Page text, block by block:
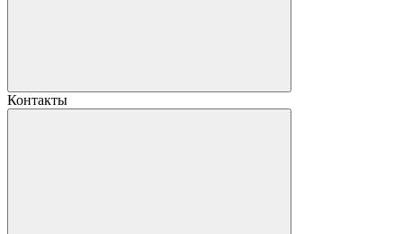
Контакты